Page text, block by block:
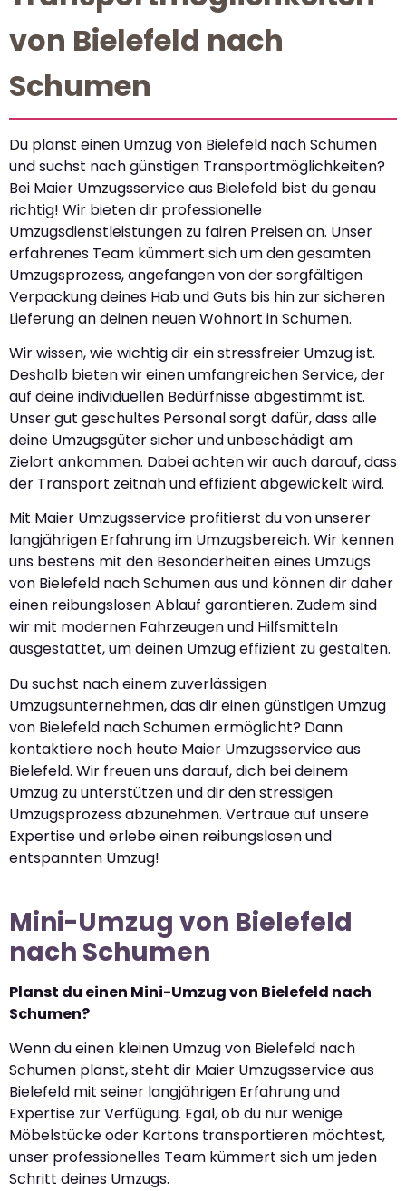
von Bielefeld nach
Schumen
Du planst einen Umzug von Bielefeld nach Schumen
und suchst nach günstigen Transportmöglichkeiten?
Bei Maier Umzugsservice aus Bielefeld bist du genau
richtig! Wir bieten dir professionelle
Umzugsdienstleistungen zu fairen Preisen an. Unser
erfahrenes Team kümmert sich um den gesamten
Umzugsprozess, angefangen von der sorgfältigen
Verpackung deines Hab und Guts bis hin zur sicheren
Lieferung an deinen neuen Wohnort in Schumen.
Wir wissen, wie wichtig dir ein stressfreier Umzug ist.
Deshalb bieten wir einen umfangreichen Service, der
auf deine individuellen Bedürfnisse abgestimmt ist.
Unser gut geschultes Personal sorgt dafür, dass alle
deine Umzugsgüter sicher und unbeschädigt am
Zielort ankommen. Dabei achten wir auch darauf, dass
der Transport zeitnah und effizient abgewickelt wird.
Mit Maier Umzugsservice profitierst du von unserer
langjährigen Erfahrung im Umzugsbereich. Wir kennen
uns bestens mit den Besonderheiten eines Umzugs
von Bielefeld nach Schumen aus und können dir daher
einen reibungslosen Ablauf garantieren. Zudem sind
wir mit modernen Fahrzeugen und Hilfsmitteln
ausgestattet, um deinen Umzug effizient zu gestalten.
Du suchst nach einem zuverlässigen
Umzugsunternehmen, das dir einen günstigen Umzug
von Bielefeld nach Schumen ermöglicht? Dann
kontaktiere noch heute Maier Umzugsservice aus
Bielefeld. Wir freuen uns darauf, dich bei deinem
Umzug zu unterstützen und dir den stressigen
Umzugsprozess abzunehmen. Vertraue auf unsere
Expertise und erlebe einen reibungslosen und
entspannten Umzug!
Mini-Umzug von Bielefeld
nach Schumen
Planst du einen Mini-Umzug von Bielefeld nach
Schumen?
Wenn du einen kleinen Umzug von Bielefeld nach
Schumen planst, steht dir Maier Umzugsservice aus
Bielefeld mit seiner langjährigen Erfahrung und
Expertise zur Verfügung. Egal, ob du nur wenige
Möbelstücke oder Kartons transportieren möchtest,
unser professionelles Team kümmert sich um jeden
Schritt deines Umzugs.